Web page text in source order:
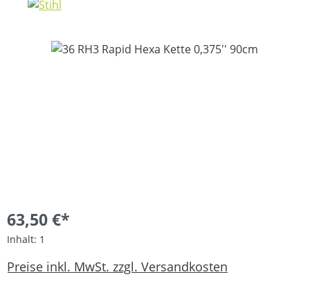
Bildergalerie überspringen
63,50 €*
Inhalt: 1
Preise inkl. MwSt. zzgl. Versandkosten